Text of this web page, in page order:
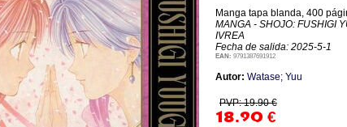
Manga tapa blanda, 400
MANGA - SHOJO: FUSHIGI
IVREA
Fecha de salida: 2025-5-1
EAN: 9791387691912
Autor: Watase; Yuu
PVP: 19.90 €
18.90 €